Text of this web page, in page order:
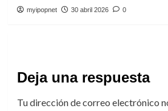
myipopnet 30 abril 2026 0
Deja una respuesta
Tu dirección de correo electrónico